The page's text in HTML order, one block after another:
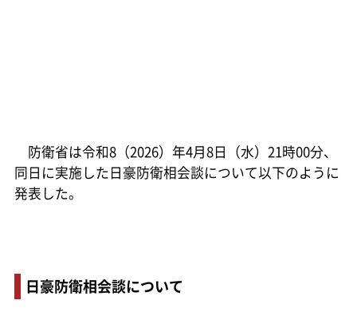
防衛省は令和8（2026）年4月8日（水）21時00分、
同日に実施した日豪防衛相会談について以下のように
発表した。
日豪防衛相会談について